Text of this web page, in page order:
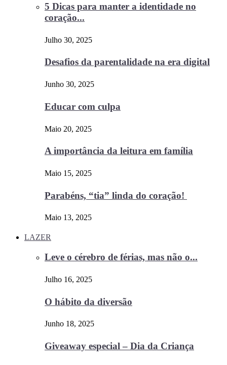
5 Dicas para manter a identidade no
coração...
Julho 30, 2025
Desafios da parentalidade na era digital
Junho 30, 2025
Educar com culpa
Maio 20, 2025
A importância da leitura em família
Maio 15, 2025
Parabéns, “tia” linda do coração!
Maio 13, 2025
LAZER
Leve o cérebro de férias, mas não o...
Julho 16, 2025
O hábito da diversão
Junho 18, 2025
Giveaway especial – Dia da Criança